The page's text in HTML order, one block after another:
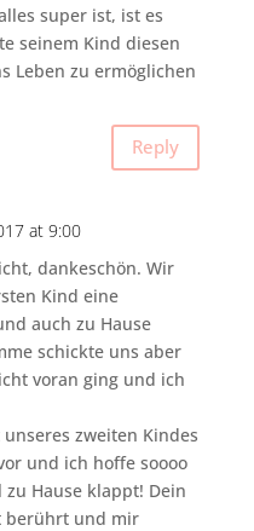
super ist, ist es
seinem Kind diesen
Leben zu ermöglichen
Reply
at 9:00
dankeschön. Wir
Kind eine
auch zu Hause
schickte uns aber
voran ging und ich
zweiten Kindes
und ich hoffe soooo
Hause klappt! Dein
berührt und mir